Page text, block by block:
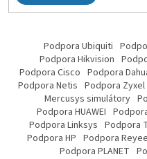
Podpora Ubiquiti
Podpora Hikvision
Podpora Cisco Podpora
Podpora Netis Podpora Zyxel
Mercusys simulátory
Podpora HUAWEI
Podpora Linksys Podpora
Podpora HP Podpora Reyee
Podpora PLANET